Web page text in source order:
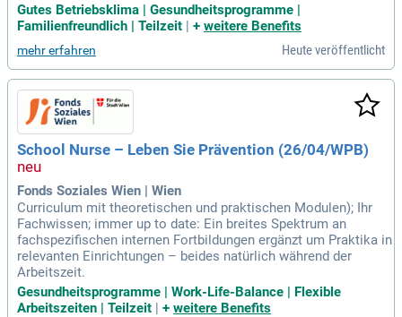
Gutes Betriebsklima | Gesundheitsprogramme |
Familienfreundlich | Teilzeit
+ weitere Benefits
mehr erfahren Heute veröffentlicht
School Nurse – Leben Sie Prävention (26/04/WPB)
Fonds Soziales Wien | Wien
Curriculum mit theoretischen und praktischen Modulen); Ihr
Fachwissen; immer up to date: Ein breites Spektrum an
fachspezifischen internen Fortbildungen ergänzt um Praktika in
relevanten Einrichtungen – beides natürlich während der
Arbeitszeit.
Gesundheitsprogramme | Work-Life-Balance | Flexible
Arbeitszeiten | Teilzeit | + weitere Benefits